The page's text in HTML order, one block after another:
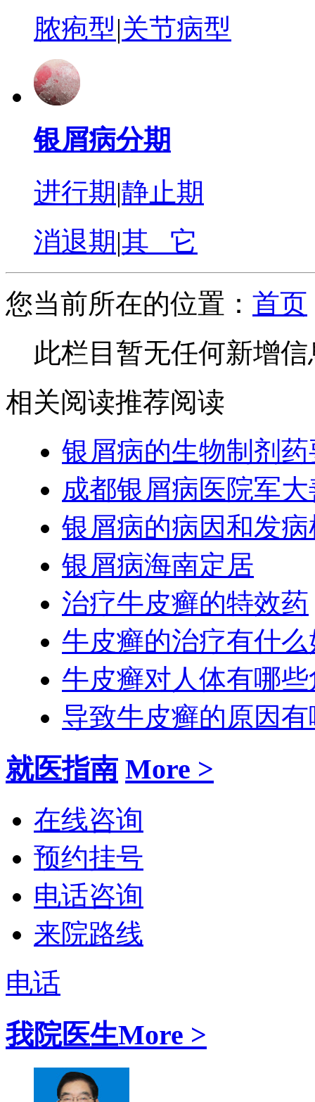
脓疱型|关节病型
银屑病分期
进行期|静止期
消退期|其 它
您当前所在的位置： 首页
此栏目暂无任何新增信
相关阅读推荐阅读
银屑病的生物制剂
成都银屑病医院军
银屑病的病因和发
银屑病海南定居
治疗牛皮癣的特效药
牛皮癣的治疗有什
牛皮癣对人体有哪
导致牛皮癣的原因
就医指南 More >
在线咨询
预约挂号
电话咨询
来院路线
电话
我院医生More >